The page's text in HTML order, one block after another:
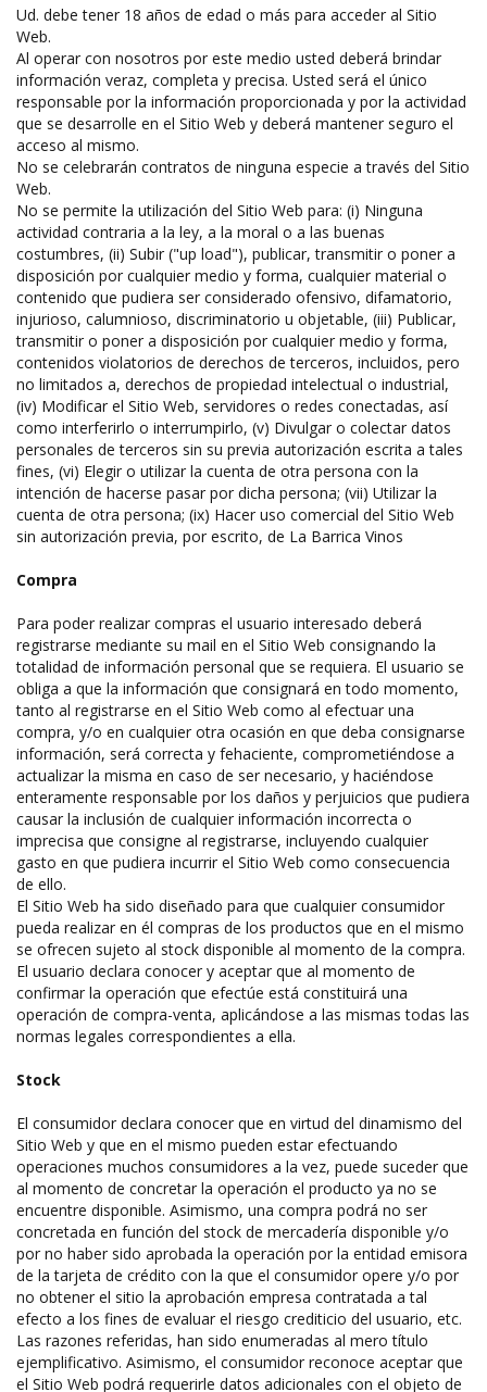
Ud. debe tener 18 años de edad o más para acceder al Sitio
Web.
Al operar con nosotros por este medio usted deberá brindar
información veraz, completa y precisa. Usted será el único
responsable por la información proporcionada y por la actividad
que se desarrolle en el Sitio Web y deberá mantener seguro el
acceso al mismo.
No se celebrarán contratos de ninguna especie a través del Sitio
Web.
No se permite la utilización del Sitio Web para: (i) Ninguna
actividad contraria a la ley, a la moral o a las buenas
costumbres, (ii) Subir ("up load"), publicar, transmitir o poner a
disposición por cualquier medio y forma, cualquier material o
contenido que pudiera ser considerado ofensivo, difamatorio,
injurioso, calumnioso, discriminatorio u objetable, (iii) Publicar,
transmitir o poner a disposición por cualquier medio y forma,
contenidos violatorios de derechos de terceros, incluidos, pero
no limitados a, derechos de propiedad intelectual o industrial,
(iv) Modificar el Sitio Web, servidores o redes conectadas, así
como interferirlo o interrumpirlo, (v) Divulgar o colectar datos
personales de terceros sin su previa autorización escrita a tales
fines, (vi) Elegir o utilizar la cuenta de otra persona con la
intención de hacerse pasar por dicha persona; (vii) Utilizar la
cuenta de otra persona; (ix) Hacer uso comercial del Sitio Web
sin autorización previa, por escrito, de La Barrica Vinos
Compra
Para poder realizar compras el usuario interesado deberá
registrarse mediante su mail en el Sitio Web consignando la
totalidad de información personal que se requiera. El usuario se
obliga a que la información que consignará en todo momento,
tanto al registrarse en el Sitio Web como al efectuar una
compra, y/o en cualquier otra ocasión en que deba consignarse
información, será correcta y fehaciente, comprometiéndose a
actualizar la misma en caso de ser necesario, y haciéndose
enteramente responsable por los daños y perjuicios que pudiera
causar la inclusión de cualquier información incorrecta o
imprecisa que consigne al registrarse, incluyendo cualquier
gasto en que pudiera incurrir el Sitio Web como consecuencia
de ello.
El Sitio Web ha sido diseñado para que cualquier consumidor
pueda realizar en él compras de los productos que en el mismo
se ofrecen sujeto al stock disponible al momento de la compra.
El usuario declara conocer y aceptar que al momento de
confirmar la operación que efectúe está constituirá una
operación de compra-venta, aplicándose a las mismas todas las
normas legales correspondientes a ella.
Stock
El consumidor declara conocer que en virtud del dinamismo del
Sitio Web y que en el mismo pueden estar efectuando
operaciones muchos consumidores a la vez, puede suceder que
al momento de concretar la operación el producto ya no se
encuentre disponible. Asimismo, una compra podrá no ser
concretada en función del stock de mercadería disponible y/o
por no haber sido aprobada la operación por la entidad emisora
de la tarjeta de crédito con la que el consumidor opere y/o por
no obtener el sitio la aprobación empresa contratada a tal
efecto a los fines de evaluar el riesgo crediticio del usuario, etc.
Las razones referidas, han sido enumeradas al mero título
ejemplificativo. Asimismo, el consumidor reconoce aceptar que
el Sitio Web podrá requerirle datos adicionales con el objeto de